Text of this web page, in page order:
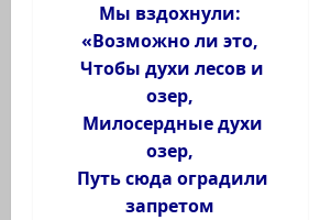
Мы вздохнули:
«Возможно ли это,
Чтобы духи лесов и
озер,
Милосердные духи
озер,
Путь сюда оградили
запретом